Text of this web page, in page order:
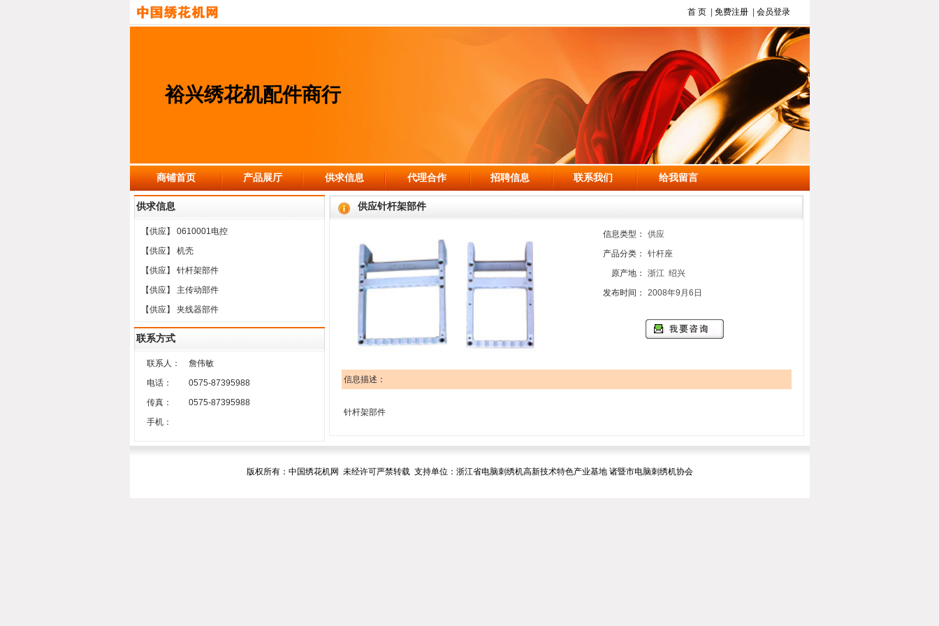
首 页| 免费注册| 会员登录
裕兴绣花机配件商行
商铺首页 产品展厅 供求信息 代理合作 招聘信息 联系我们 给我留言
供求信息
【供应】 0610001电控
【供应】 机壳
【供应】 针杆架部件
【供应】
主传动部件
【供应】 夹线器部件
联系方式
联系人：
詹伟敏
电话：
0575-87395988
传真：
0575-87395988
手机：
供应针杆架部件
信息类型：
供应
产品分类：
针杆座
原产地：
浙江 绍兴
发布时间：
2008年9月6日
信息描述：
针杆架部件
版权所有：中国绣花机网 未经许可严禁转载 支持单位：浙江省电脑刺绣机高新技术特色产业基地 诸暨市电脑刺绣机协会